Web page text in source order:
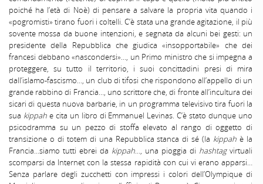
poiché ha l’età di Noè) di pensare a salvare la propria vita quando i
«pogromisti» tirano fuori i coltelli. C’è stata una grande agitazione, il più
sovente mossa da buone intenzioni, e segnata da alcuni bei gesti: un
presidente della Repubblica che giudica «insopportabile» che dei
francesi debbano «nascondersi»…, un Primo ministro che si impegna a
proteggere, su tutto il territorio, i suoi concittadini presi di mira
dall’islamo-fascismo…, un club di tifosi che rispondono all’appello di un
grande rabbino di Francia…, uno scrittore che, di fronte all’incultura dei
sicari di questa nuova barbarie, in un programma televisivo tira fuori la
sua kippahe cita un libro di Emmanuel Levinas. C’è stato dunque uno
psicodramma su un pezzo di stoffa elevato al rango di oggetto di
transizione o di totem di una Repubblica stanca di sé (la kippah è la
Francia…siamo tutti ebrei da kippah…, una pioggia di hashtagvirtuali
scomparsi da Internet con la stessa rapidità con cui vi erano apparsi…
Senza parlare degli zucchetti con impressi i colori dell’Olympique di